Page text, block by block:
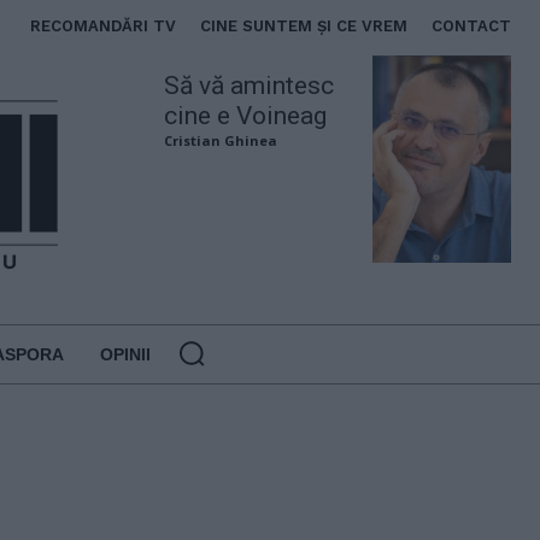
RECOMANDĂRI TV CINE SUNTEM ȘI CE VREM CONTACT
Să vă amintesc
cine e Voineag
Cristian Ghinea
OPINII